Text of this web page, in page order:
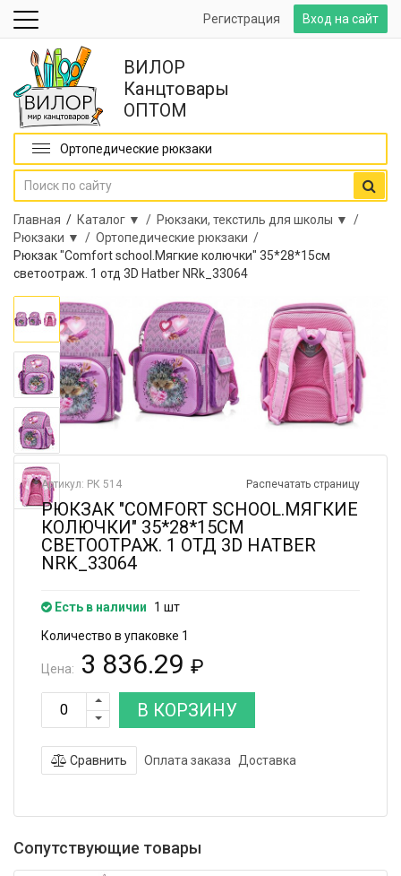
Вход на сайт
Регистрация
ВИЛОР
Канцтовары
ОПТОМ
Ортопедические рюкзаки
Главная / Каталог ▼ / Рюкзаки, текстиль для школы ▼ /
Рюкзаки ▼ / Ортопедические рюкзаки /
Рюкзак "Comfort school.Мягкие колючки" 35*28*15см
светоотраж. 1 отд 3D Hatber NRk_33064
Распечатать страницу
Артикул: РК 514
РЮКЗАК "COMFORT SCHOOL.МЯГКИЕ
КОЛЮЧКИ" 35*28*15СМ
СВЕТООТРАЖ. 1 ОТД 3D HATBER
NRK_33064
Есть в наличии
1 шт
Количество в упаковке 1
Цена: 3 836.29 ₽
В КОРЗИНУ
Сравнить Оплата заказа Доставка
Сопутствующие товары